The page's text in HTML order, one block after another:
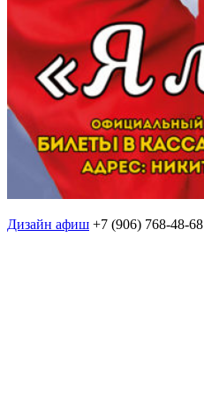
Дизайн афиш +7 (906) 768-48-68